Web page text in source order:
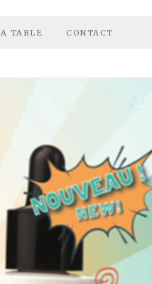
A TABLE CONTACT